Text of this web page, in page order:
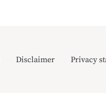
Disclaimer Privacy